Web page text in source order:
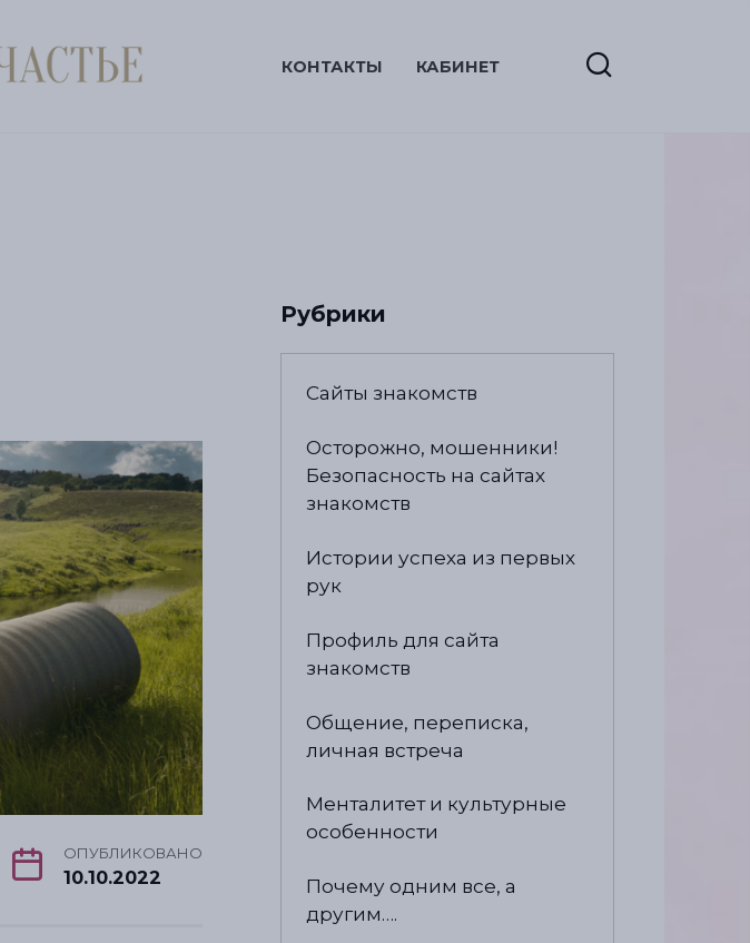
КОНТАКТЫ КАБИНЕТ
ОПУБЛИКОВАНО
10.10.2022
Рубрики
Сайты знакомств
Осторожно, мошенники!
Безопасность на сайтах
знакомств
Истории успеха из первых
рук
Профиль для сайта
знакомств
Общение, переписка,
личная встреча
Менталитет и культурные
особенности
Почему одним все, а
другим….